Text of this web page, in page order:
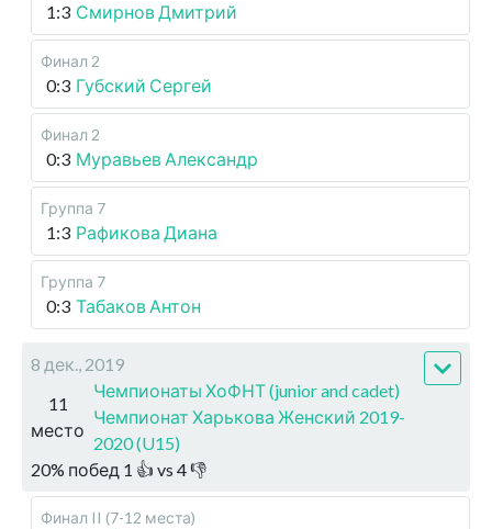
1:3 Смирнов Дмитрий
Финал 2
0:3 Губский Сергей
Финал 2
0:3 Муравьев Александр
Группа 7
1:3 Рафикова Диана
Группа 7
0:3 Табаков Антон
8 дек., 2019
11
место
Чемпионаты ХоФНТ (junior and cadet)
Чемпионат Харькова Женский 2019-
2020 (U15)
20% побед 1 👍 vs 4👎
Финал II (7-12 места)